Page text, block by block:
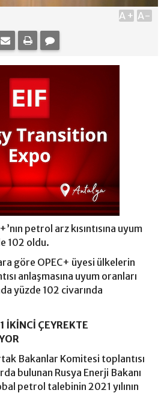
A+ A-
petrol arz kısıntısına uyum
102 oldu.
göre OPEC+ üyesi ülkelerin
anlaşmasına uyum oranları
yüzde 102 civarında
İKİNCİ ÇEYREKTE
Bakanlar Komitesi toplantısı
bulunan Rusya Enerji Bakanı
petrol talebinin 2021 yılının